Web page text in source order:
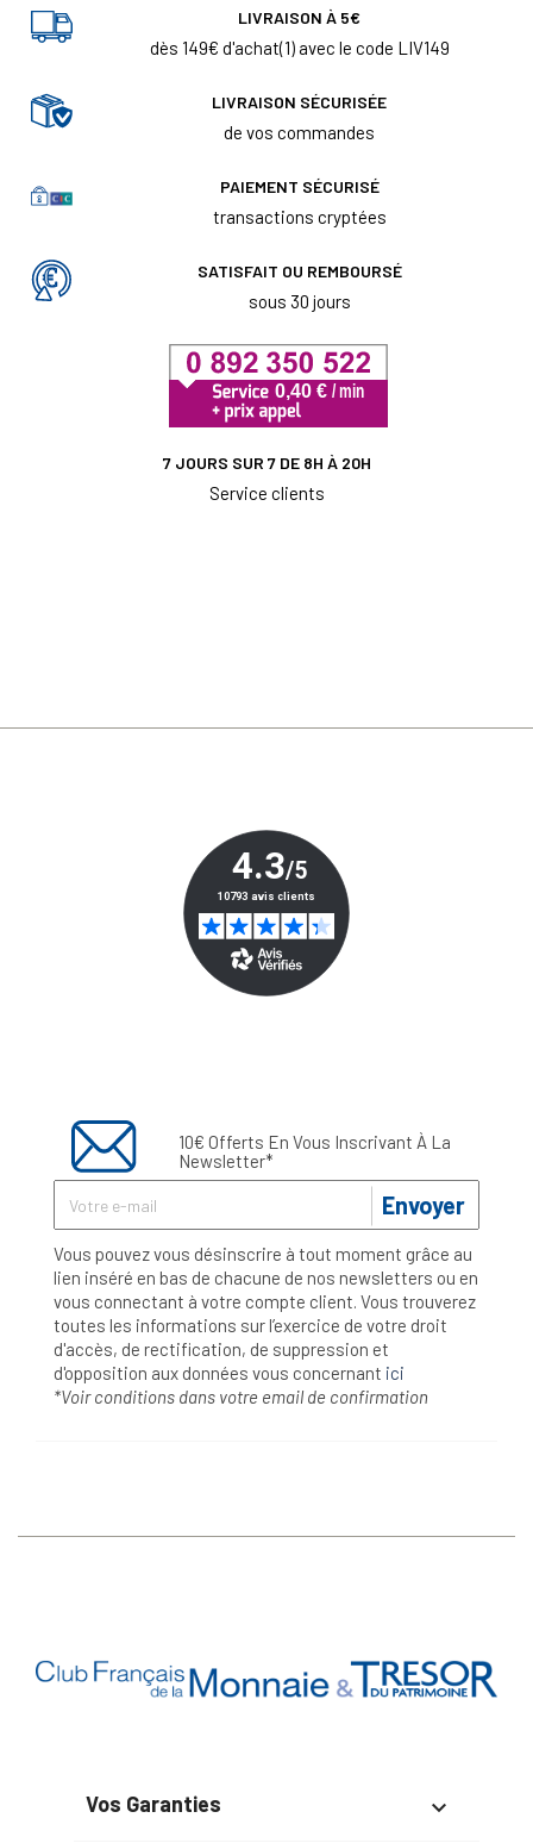
LIVRAISON À 5€
dès 149€ d'achat(1) avec le code LIV149
LIVRAISON SÉCURISÉE
de vos commandes
PAIEMENT SÉCURISÉ
transactions cryptées
SATISFAIT OU REMBOURSÉ
sous 30 jours
7 JOURS SUR 7 DE 8H À 20H
Service clients
10€ Offerts En Vous Inscrivant À La
Newsletter*
Envoyer
Vous pouvez vous désinscrire à tout moment grâce au
lien inséré en bas de chacune de nos newsletters ou en
vous connectant à votre compte client. Vous trouverez
toutes les informations sur l’exercice de votre droit
d'accès, de rectification, de suppression et
d'opposition aux données vous concernant ici
*Voir conditions dans votre email de confirmation
Vos Garanties 